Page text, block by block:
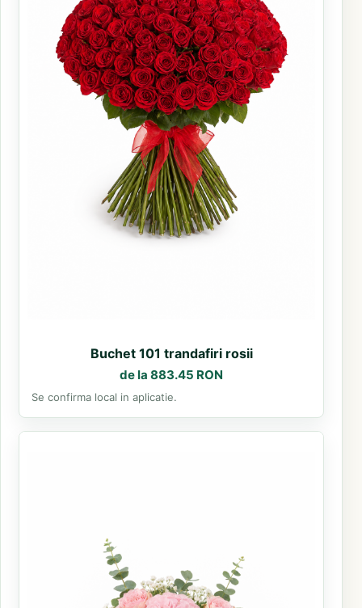
Buchet 101 trandafiri rosii
de la 883.45 RON
Se confirma local in aplicatie.